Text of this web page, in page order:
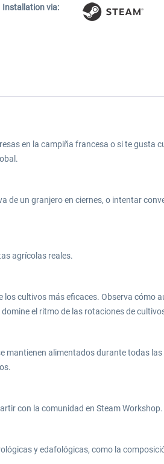
Installation via:
en la campiña francesa o si te gusta
de un granjero en ciernes, o intentar
agrícolas reales.
los cultivos más eficaces. Observa cómo
el ritmo de las rotaciones de
mantienen alimentados durante todas
con la comunidad en Steam Workshop.
y edafológicas, como la